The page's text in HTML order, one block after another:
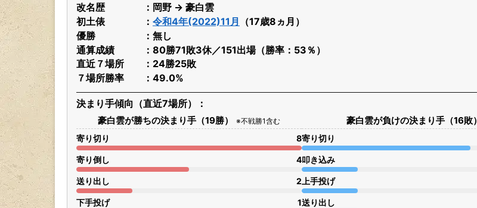
改名歴
岡野 → 豪白雲
初土俵
令和4年(2022)11月
（17歳8ヵ月）
優勝
無し
通算成績
80勝71敗3休／151出場（勝率：53％）
直近７場所
24勝25敗
７場所勝率
49.0%
決まり手傾向（直近7場所）
豪白雲が勝ちの決まり手（19勝） ※不戦勝1含む
寄り切り 8
寄り倒し 4
送り出し 2
下手投げ 1
豪白雲が負けの決まり手（16敗）
寄り切り
叩き込み
上手投げ
送り出し